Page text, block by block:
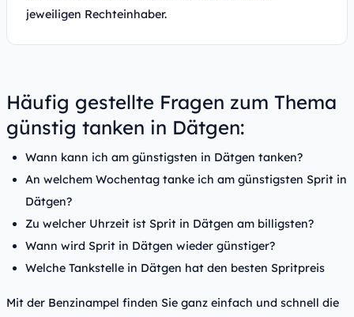
jeweiligen Rechteinhaber.
Häufig gestellte Fragen zum Thema
günstig tanken in Dätgen:
Wann kann ich am günstigsten in Dätgen tanken?
An welchem Wochentag tanke ich am günstigsten Sprit in
Dätgen?
Zu welcher Uhrzeit ist Sprit in Dätgen am billigsten?
Wann wird Sprit in Dätgen wieder günstiger?
Welche Tankstelle in Dätgen hat den besten Spritpreis
Mit der Benzinampel finden Sie ganz einfach und schnell die